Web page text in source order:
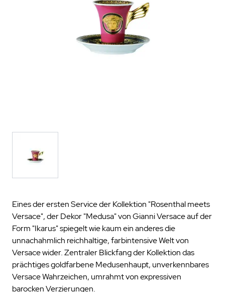
Eines der ersten Service der Kollektion "Rosenthal meets
Versace", der Dekor "Medusa" von Gianni Versace auf der
Form "Ikarus" spiegelt wie kaum ein anderes die
unnachahmlich reichhaltige, farbintensive Welt von
Versace wider. Zentraler Blickfang der Kollektion das
prächtiges goldfarbene Medusenhaupt, unverkennbares
Versace Wahrzeichen, umrahmt von expressiven
barocken Verzierungen.